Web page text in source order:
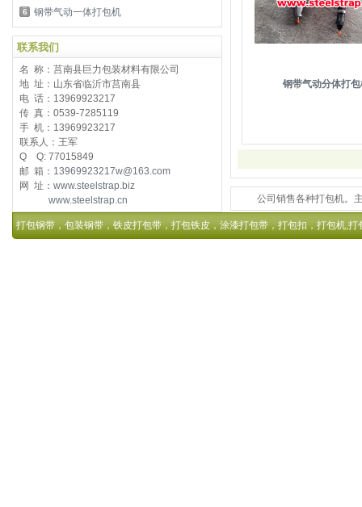
6 钢带气动一体打包机
联系我们
名 称：莒南县巨力包装材料有限公司
地 址：山东省临沂市莒南县
电 话：13969923217
传 真：0539-7285119
手 机：13969923217
联系人：王军
Q Q: 77015849
邮 箱： 13969923217w@163.com
网 址： www.steelstrap.biz
www.steelstrap.cn
钢带气动分体打
公司销售各种打包机。主
打包钢带，包装钢带，铁皮打包带，打包铁皮，涂漆打包带，打包扣，打包机,